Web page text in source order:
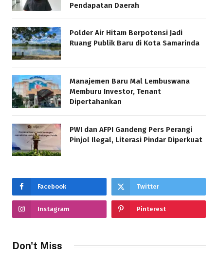
Pendapatan Daerah
Polder Air Hitam Berpotensi Jadi
Ruang Publik Baru di Kota Samarinda
Manajemen Baru Mal Lembuswana
Memburu Investor, Tenant
Dipertahankan
PWI dan AFPI Gandeng Pers Perangi
Pinjol Ilegal, Literasi Pindar Diperkuat
Facebook Twitter
Instagram Pinterest
Don't Miss